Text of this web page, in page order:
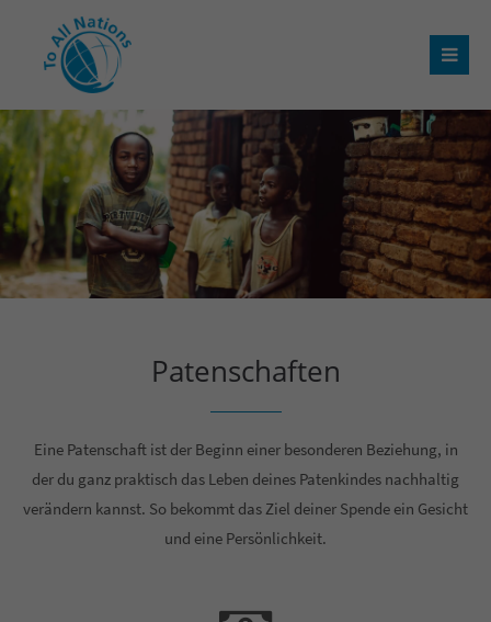
Patenschaften
Eine Patenschaft ist der Beginn einer besonderen Beziehung, in
der du ganz praktisch das Leben deines Patenkindes nachhaltig
verändern kannst. So bekommt das Ziel deiner Spende ein Gesicht
und eine Persönlichkeit.